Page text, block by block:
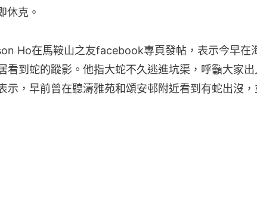
休克。
Ho在馬鞍山之友facebook專頁發帖，表示今早在
看到蛇的蹤影。他指大蛇不久逃進坑渠，呼籲大家
示，早前曾在聽濤雅苑和頌安邨附近看到有蛇出沒，